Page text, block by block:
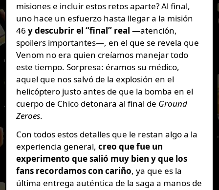
misiones e incluir estos retos aparte? Al final,
uno hace un esfuerzo hasta llegar a la misión
46 y descubrir el “final” real —atención,
spoilers importantes—, en el que se revela que
Venom no era quien creíamos manejar todo
este tiempo. Sorpresa: éramos su médico,
aquel que nos salvó de la explosión en el
helicóptero justo antes de que la bomba en el
cuerpo de Chico detonara al final de Ground
Zeroes.
Con todos estos detalles que le restan algo a la
experiencia general, creo que fue un
experimento que salió muy bien y que los
fans recordamos con cariño, ya que es la
última entrega auténtica de la saga a manos de